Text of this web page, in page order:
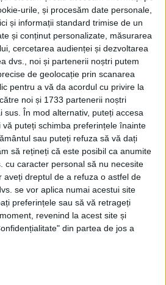
urile, și procesăm date personale,
și informații standard trimise de un
și conținut personalizate, măsurarea
cercetarea audienței și dezvoltarea
dvs., noi și partenerii noștri putem
de geolocație prin scanarea
pentru a vă da acordul cu privire la
noi și 1733 partenerii noștri
sus. În mod alternativ, puteți accesa
vă puteți schimba preferințele înainte
sau puteți refuza să vă dați
să rețineți că este posibil ca anumite
cu caracter personal să nu necesite
aveți dreptul de a refuza o astfel de
se vor aplica numai acestui site
preferințele sau să vă retrageți
revenind la acest site și
din partea de jos a
și acțiunile sale care au ruinat
care au marcat România
și Hallier
, GARA FILARET, PROGRESUL
SEPTEMBRIE 2020
|TWITTER
PUBLICATE, VA INVITĂM SĂ NE URMĂRIȚI
TINE
de la primele aparate
online